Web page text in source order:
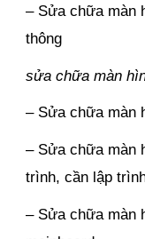
– Sửa chữa màn
thông
sửa chữa màn
– Sửa chữa màn
– Sửa chữa màn
trình, cần lập
– Sửa chữa màn